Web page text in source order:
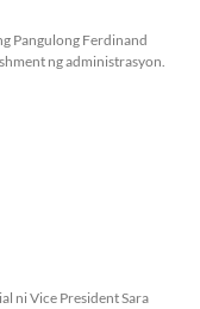
Pangulong Ferdinand
ng administrasyon.
ni Vice President Sara